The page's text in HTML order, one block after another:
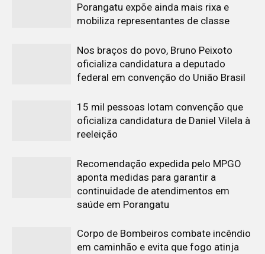
Porangatu expõe ainda mais rixa e
mobiliza representantes de classe
Nos braços do povo, Bruno Peixoto
oficializa candidatura a deputado
federal em convenção do União Brasil
15 mil pessoas lotam convenção que
oficializa candidatura de Daniel Vilela à
reeleição
Recomendação expedida pelo MPGO
aponta medidas para garantir a
continuidade de atendimentos em
saúde em Porangatu
Corpo de Bombeiros combate incêndio
em caminhão e evita que fogo atinja